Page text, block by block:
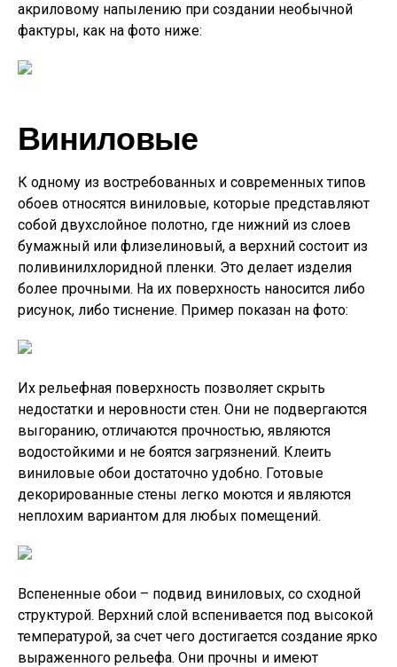
акриловому напылению при создании необычной
фактуры, как на фото ниже:
Виниловые
К одному из востребованных и современных типов
обоев относятся виниловые, которые представляют
собой двухслойное полотно, где нижний из слоев
бумажный или флизелиновый, а верхний состоит из
поливинилхлоридной пленки. Это делает изделия
более прочными. На их поверхность наносится либо
рисунок, либо тиснение. Пример показан на фото:
Их рельефная поверхность позволяет скрыть
недостатки и неровности стен. Они не подвергаются
выгоранию, отличаются прочностью, являются
водостойкими и не боятся загрязнений. Клеить
виниловые обои достаточно удобно. Готовые
декорированные стены легко моются и являются
неплохим вариантом для любых помещений.
Вспененные обои – подвид виниловых, со сходной
структурой. Верхний слой вспенивается под высокой
температурой, за счет чего достигается создание ярко
выраженного рельефа. Они прочны и имеют